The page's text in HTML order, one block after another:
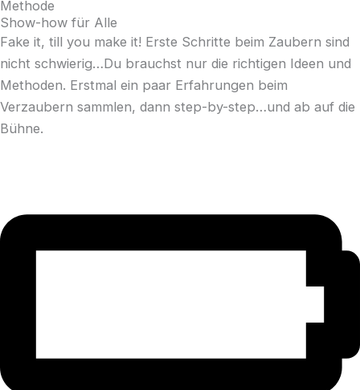
Methode
Show-how für Alle
Fake it, till you make it! Erste Schritte beim Zaubern sind
nicht schwierig…Du brauchst nur die richtigen Ideen und
Methoden. Erstmal ein paar Erfahrungen beim
Verzaubern sammlen, dann step-by-step…und ab auf die
Bühne.